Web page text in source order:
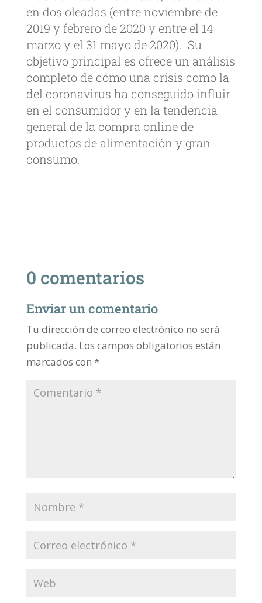
en dos oleadas (entre noviembre de
2019 y febrero de 2020 y entre el 14
marzo y el 31 mayo de 2020). Su
objetivo principal es ofrece un análisis
completo de cómo una crisis como la
del coronavirus ha conseguido influir
en el consumidor y en la tendencia
general de la compra online de
productos de alimentación y gran
consumo.
0 comentarios
Enviar un comentario
Tu dirección de correo electrónico no será
publicada. Los campos obligatorios están
marcados con *